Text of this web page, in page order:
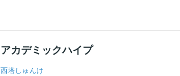
アカデミックハイプ
西塔しゅんけ